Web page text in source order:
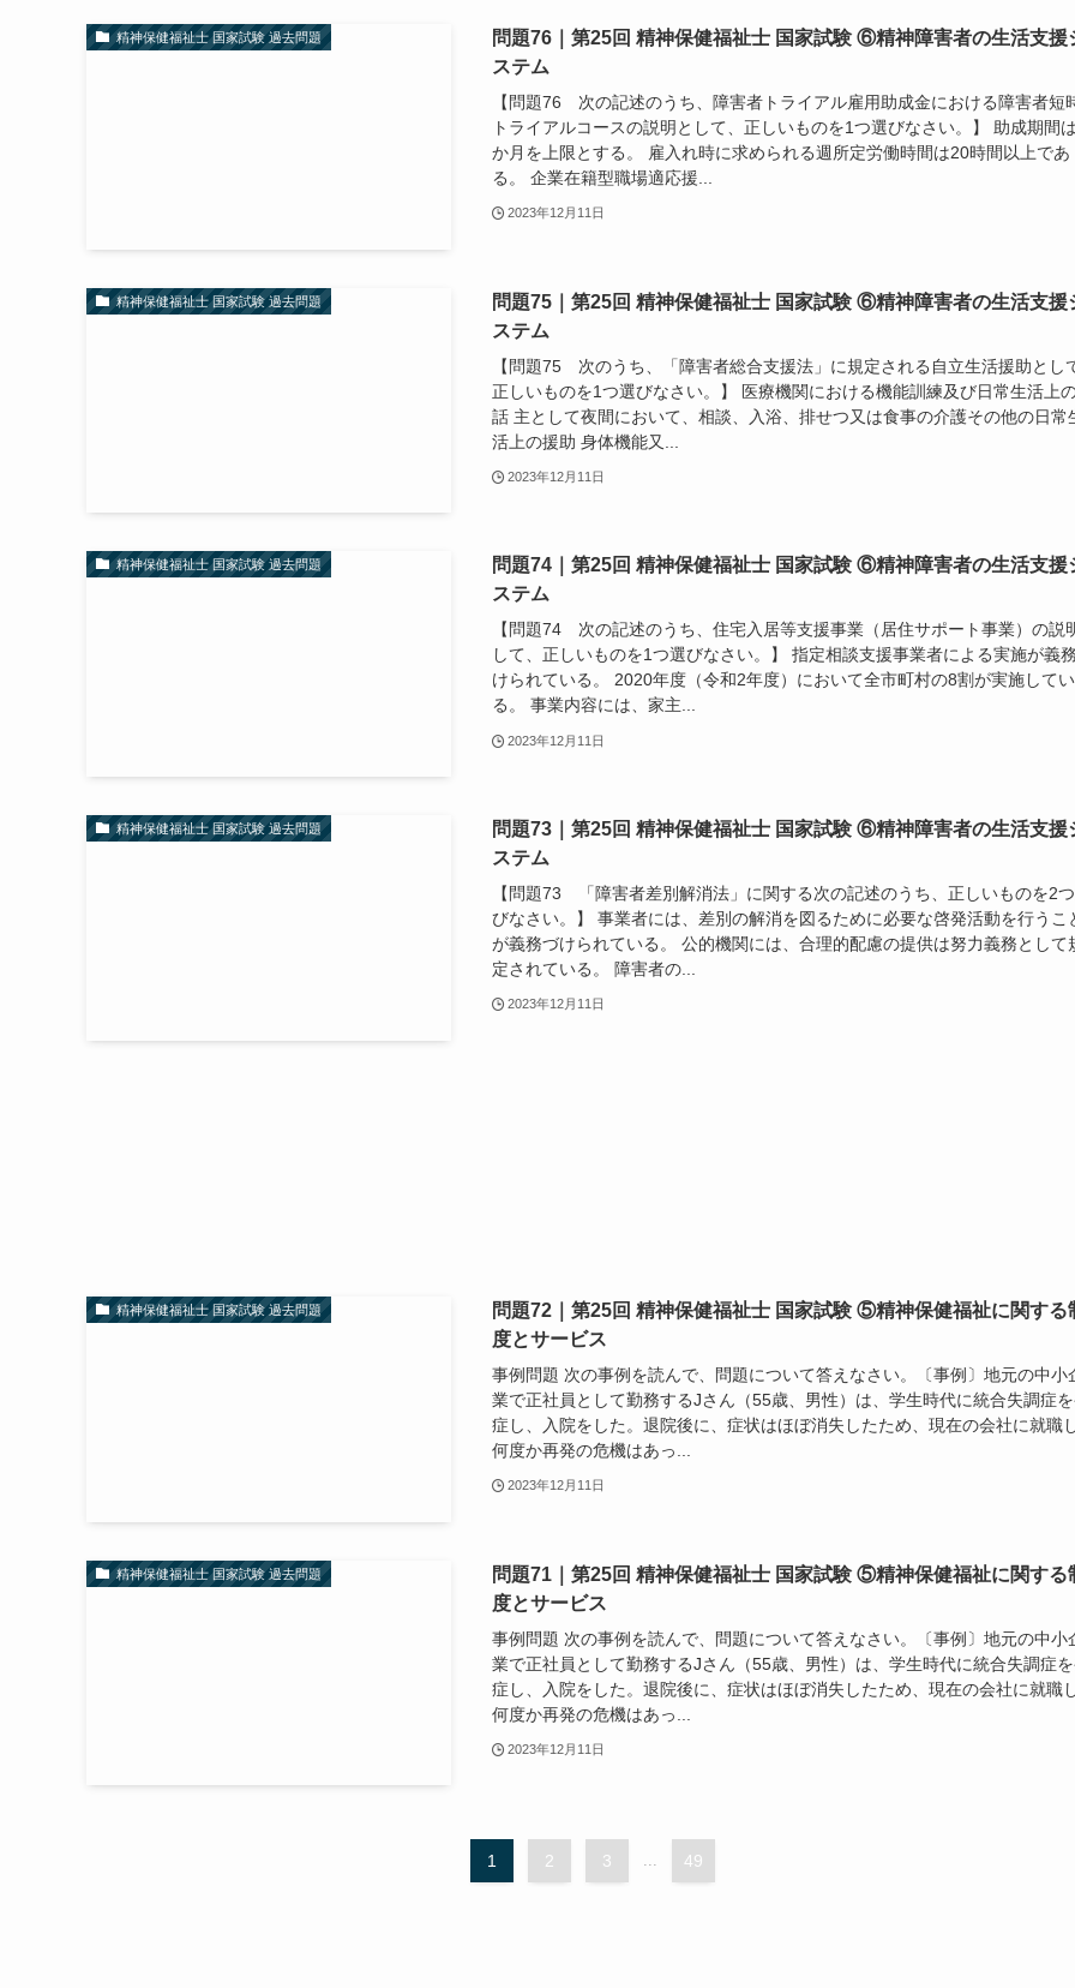
精神保健福祉士 国家試験 過去問題
問題76｜第25回 精神保健福祉士 国家試験 ⑥精神障害者の生活支援
ステム
【問題76 次の記述のうち、障害者トライアル雇用助成金における障害者短
トライアルコースの説明として、正しいものを1つ選びなさい。】 助成期間
か月を上限とする。 雇入れ時に求められる週所定労働時間は20時間以上であ
る。 企業在籍型職場適応援...
2023年12月11日
精神保健福祉士 国家試験 過去問題
問題75｜第25回 精神保健福祉士 国家試験 ⑥精神障害者の生活支援
ステム
【問題75 次のうち、「障害者総合支援法」に規定される自立生活援助とし
正しいものを1つ選びなさい。】 医療機関における機能訓練及び日常生活上
話 主として夜間において、相談、入浴、排せつ又は食事の介護その他の日常
活上の援助 身体機能又...
2023年12月11日
精神保健福祉士 国家試験 過去問題
問題74｜第25回 精神保健福祉士 国家試験 ⑥精神障害者の生活支援
ステム
【問題74 次の記述のうち、住宅入居等支援事業（居住サポート事業）の説
して、正しいものを1つ選びなさい。】 指定相談支援事業者による実施が義
けられている。 2020年度（令和2年度）において全市町村の8割が実施してい
る。 事業内容には、家主...
2023年12月11日
精神保健福祉士 国家試験 過去問題
問題73｜第25回 精神保健福祉士 国家試験 ⑥精神障害者の生活支援
ステム
【問題73 「障害者差別解消法」に関する次の記述のうち、正しいものを2
びなさい。】 事業者には、差別の解消を図るために必要な啓発活動を行うこ
が義務づけられている。 公的機関には、合理的配慮の提供は努力義務として
定されている。 障害者の...
2023年12月11日
精神保健福祉士 国家試験 過去問題
問題72｜第25回 精神保健福祉士 国家試験 ⑤精神保健福祉に関する
度とサービス
事例問題 次の事例を読んで、問題について答えなさい。〔事例〕地元の中小
業で正社員として勤務するJさん（55歳、男性）は、学生時代に統合失調症
症し、入院をした。退院後に、症状はほぼ消失したため、現在の会社に就職し
何度か再発の危機はあっ...
2023年12月11日
精神保健福祉士 国家試験 過去問題
問題71｜第25回 精神保健福祉士 国家試験 ⑤精神保健福祉に関する
度とサービス
事例問題 次の事例を読んで、問題について答えなさい。〔事例〕地元の中小
業で正社員として勤務するJさん（55歳、男性）は、学生時代に統合失調症
症し、入院をした。退院後に、症状はほぼ消失したため、現在の会社に就職し
何度か再発の危機はあっ...
2023年12月11日
1 2 3 ... 49